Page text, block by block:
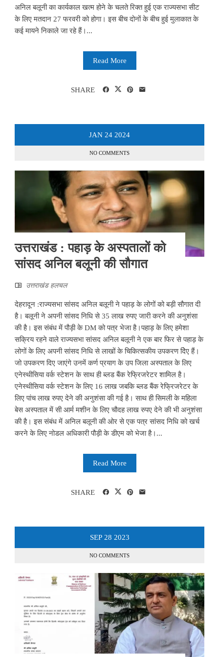
अनिल बलूनी का कार्यकाल खत्म होने के चलते रिक्त हुई एक राज्यसभा सीट
के लिए मतदान 27 फरवरी को होगा। इस बीच दोनों के बीच हुई मुलाकात के
कई मायने निकाले जा रहे हैं।...
Read More
SHARE
JAN 24 2024
NO COMMENTS
उत्तराखंड : पहाड़ के अस्पतालों को
सांसद अनिल बलूनी की सौगात
उत्तराखंड हलचल
देहरादून :राज्यसभा सांसद अनिल बलूनी ने पहाड़ के लोगों को बड़ी सौगात दी
है। बलूनी ने अपनी सांसद निधि से 35 लाख रुपए जारी करने की अनुशंसा
की है। इस संबंध में पौड़ी के DM को पत्र भेजा है।पहाड़ के लिए हमेशा
सक्रिय रहने वाले राज्यसभा सांसद अनिल बलूनी ने एक बार फिर से पहाड़ के
लोगों के लिए अपनी सांसद निधि से लाखों के चिकित्सकीय उपकरण देिए हैं।
जो उपकरण दिए जाएंगे उनमें कर्ण प्रयाग के उप जिला अस्पताल के लिए
एनेस्थीसिया वर्क स्टेशन के साथ ही ब्लड बैंक रेफ्रिजरेटर शामिल है।
एनेस्थीसिया वर्क स्टेशन के लिए 16 लाख जबकि ब्लड बैंक रेफ्रिजरेटर के
लिए पांच लाख रुपए देने की अनुशंसा की गई है। साथ ही सिमली के महिला
बेस अस्पताल में सी आर्म मशीन के लिए चौदह लाख रुपए देने की भी अनुशंसा
की है। इस संबंध में अनिल बलूनी की ओर से एक पत्र सांसद निधि को खर्च
करने के लिए नोडल अधिकारी पौड़ी के डीएम को भेजा है।...
Read More
SHARE
SEP 28 2023
NO COMMENTS